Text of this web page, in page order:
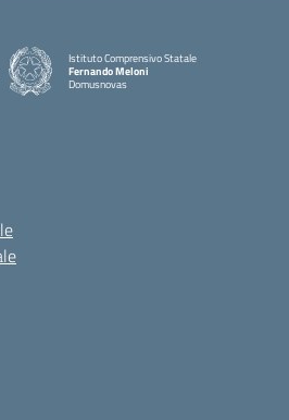
Istituto Comprensivo Statale
Fernando Meloni
Domusnovas